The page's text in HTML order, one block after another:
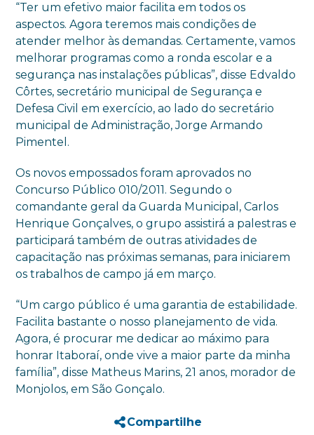
“Ter um efetivo maior facilita em todos os
aspectos. Agora teremos mais condições de
atender melhor às demandas. Certamente, vamos
melhorar programas como a ronda escolar e a
segurança nas instalações públicas”, disse Edvaldo
Côrtes, secretário municipal de Segurança e
Defesa Civil em exercício, ao lado do secretário
municipal de Administração, Jorge Armando
Pimentel.
Os novos empossados foram aprovados no
Concurso Público 010/2011. Segundo o
comandante geral da Guarda Municipal, Carlos
Henrique Gonçalves, o grupo assistirá a palestras e
participará também de outras atividades de
capacitação nas próximas semanas, para iniciarem
os trabalhos de campo já em março.
“Um cargo público é uma garantia de estabilidade.
Facilita bastante o nosso planejamento de vida.
Agora, é procurar me dedicar ao máximo para
honrar Itaboraí, onde vive a maior parte da minha
família”, disse Matheus Marins, 21 anos, morador de
Monjolos, em São Gonçalo.
Compartilhe